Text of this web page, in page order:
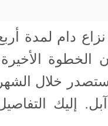
دام لمدة
الخطوة
ستصدر خلال الشهر
إليك